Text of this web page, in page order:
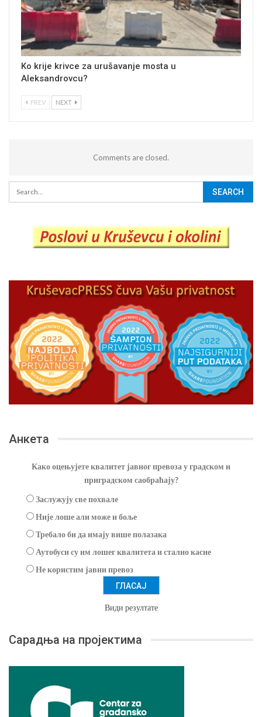
Ko krije krivce za urušavanje mosta u
Aleksandrovcu?
PREV NEXT
Comments are closed.
Анкета
Како оцењујете квалитет јавног превоза у градском и
приградском саобраћају?
Заслужују све похвале
Није лоше али може и боље
Требало би да имају више полазака
Аутобуси су им лошег квалитета и стално касне
Не користим јавни превоз
Види резултате
Сарадња на пројектима